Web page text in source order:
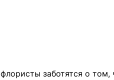
заботятся о